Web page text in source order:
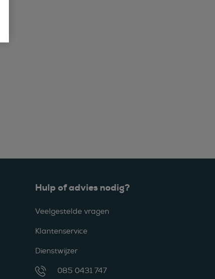
Hulp of advies nodig?
Veelgestelde vragen
Klantenservice
Dienstwijzer
085 0431 747